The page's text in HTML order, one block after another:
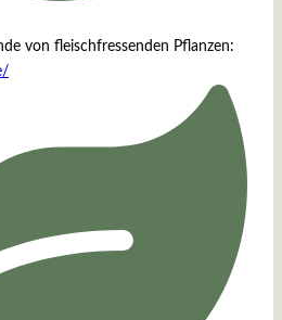
von fleischfressenden Pflanzen: